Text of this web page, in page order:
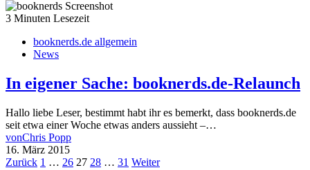
3 Minuten Lesezeit
booknerds.de allgemein
News
In eigener Sache: booknerds.de-Relaunch
Hallo liebe Leser, bestimmt habt ihr es bemerkt, dass booknerds.de
seit etwa einer Woche etwas anders aussieht –…
vonChris Popp
16. März 2015
Seitennummerierung
Zurück 1 … 26 27 28 … 31 Weiter